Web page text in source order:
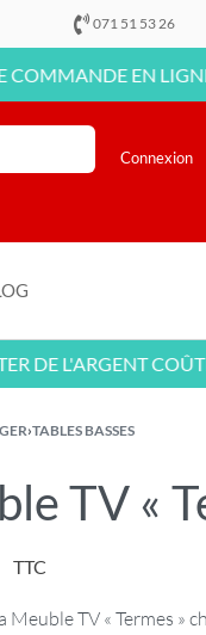
071 51 53 26
EN LIGNE !•
Connexion
L'ARGENT COÛTE
›TABLES BASSES
TV «
TTC
Meuble TV « Termes »